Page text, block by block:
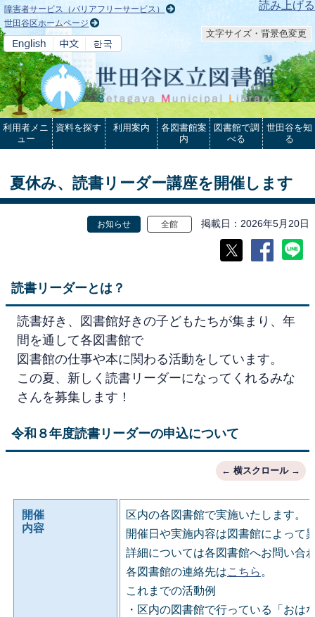
本文へ 読み上げる
障害者サービス（バリアフリーサービス）
世田谷区ホームページ
文字サイズ・背景色変更
利用者メニ
ュー
資料を探す 利用案内
各図書館案
内
図書館で調
べる
世田谷を知
る
夏休み、読書リーダー講座を開催します
お知らせ 全館 掲載日 2026年5月20日
読書リーダーとは？
読書好き、図書館好きの子どもたちが集まり、年
間を通して各図書館で
図書館の仕事や本に関わる活動をしています。
この夏、新しく読書リーダーになってくれるみな
さんを募集します！
令和８年度読書リーダーの申込について
開催
内容
区内の各図書館で実施いたします。
開催日や実施内容は図書館によって
詳細については各図書館へお問い合
各図書館の連絡先はこちら 。
これまでの活動例
・区内の図書館で行っている「おは